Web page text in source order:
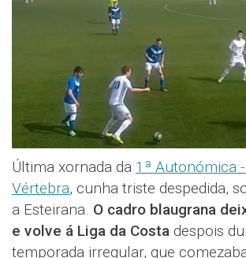
Última xornada da 1ª Autonómica
Vértebra, cunha triste despedida,
a Esteirana. O cadro blaugrana
e volve á Liga da Costa despois
temporada irregular, que